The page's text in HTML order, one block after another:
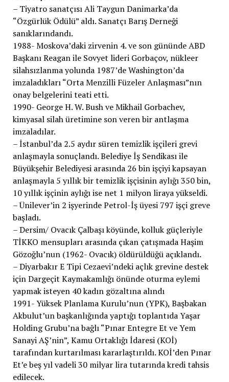
– Tiyatro sanatçısı Ali Taygun Danimarka’da
“Özgürlük Ödülü” aldı. Sanatçı Barış Derneği
sanıklarındandı.
1988- Moskova’daki zirvenin 4. ve son gününde ABD
Başkanı Reagan ile Sovyet lideri Gorbaçov, nükleer
silahsızlanma yolunda 1987’de Washington’da
imzaladıkları “Orta Menzilli Füzeler Anlaşması”nın
onay belgelerini teati etti.
1990- George H. W. Bush ve Mikhail Gorbachev,
kimyasal silah üretimine son veren bir antlaşma
imzaladılar.
– İstanbul’da 2.5 aydır süren temizlik işçileri grevi
anlaşmayla sonuçlandı. Belediye İş Sendikası ile
Büyükşehir Belediyesi arasında 26 bin işçiyi kapsayan
anlaşmayla 5 yıllık bir temizlik işçisinin aylığı 350 bin,
10 yıllık işçinin aylığı ise net 1 milyon liraya yükseldi.
– Ünilever’in 2 işyerinde Petrol-İş üyesi 797 işçi greve
başladı.
– Dersim/ Ovacık Çalbaşı köyünde, kolluk güçleriyle
TİKKO mensupları arasında çıkan çatışmada Haşim
Gözoğlu’nun (1962- Ovacık) öldürüldüğü açıklandı.
– Diyarbakır E Tipi Cezaevi’ndeki açlık grevine destek
için Dargeçit Kaymakamlığı önünde oturma eylemi
yapmak isteyen 40 kadın gözaltına alındı
1991- Yüksek Planlama Kurulu’nun (YPK), Başbakan
Akbulut’un başkanlığında yaptığı toplantıda Yaşar
Holding Grubu’na bağlı “Pınar Entegre Et ve Yem
Sanayi AŞ’nin”, Kamu Ortaklığı İdaresi (KOİ)
tarafından kurtarılması kararlaştırıldı. KOİ’den Pınar
Et’e beş yıl vadeli 30 milyar lira tutarında kredi tahsis
edilecek.